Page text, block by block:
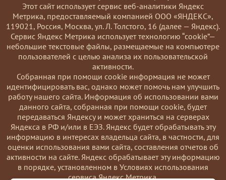
Этот сайт использует сервис веб-аналитики Яндекс
Метрика, предоставляемый компанией ООО «ЯНДЕКС»,
119021, Россия, Москва, ул. Л. Толстого, 16 (далее — Яндекс).
Сервис Яндекс Метрика использует технологию “cookie”—
небольшие текстовые файлы, размещаемые на компьютере
пользователей с целью анализа их пользовательской
активности.
Coбранная при помощи cookie информация не может
идентифицировать вас, однако может помочь нам улучшить
работу нашего сайта. Информация об использовании вами
данного сайта, собранная при помощи cookie, будет
передаваться Яндексу и может храниться на серверах
Яндекса в РФ и/или в ЕЭЗ. Яндекс будет обрабатывать эту
информацию в интересах владельца сайта, в частности, для
оценки использования вами сайта, составления отчетов об
активности на сайте. Яндекс обрабатывает эту информацию
в порядке, установленном в Условиях использования
сервиса Яндекс Метрика.